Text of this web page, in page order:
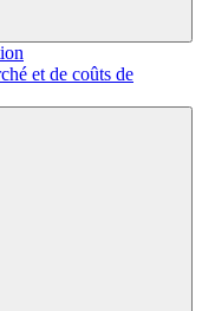
et de coûts de